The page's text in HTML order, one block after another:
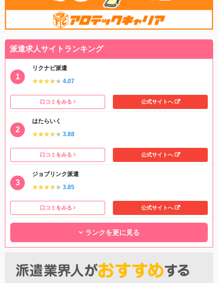
派遣求人サイトランキング
リクナビ派遣
★★★★★
★★★★★ 4.07
口コミをみる 公式サイトへ
はたらいく
★★★★★
★★★★★ 3.88
口コミをみる 公式サイトへ
ジョブリンク派遣
★★★★★
★★★★★ 3.85
口コミをみる 公式サイトへ
ランクを更に見る